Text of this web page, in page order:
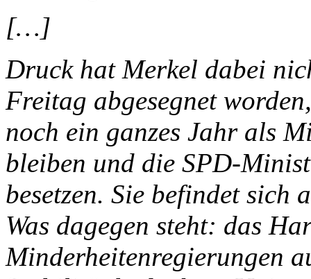
[…]
Druck hat Merkel dabei
Freitag abgesegnet
noch ein ganzes Jahr als
bleiben und die SPD-
besetzen. Sie befindet sich
Was dagegen steht: das
Minderheitenregierungen